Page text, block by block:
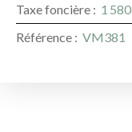
Taxe foncière : 1 580
Référence : VM381